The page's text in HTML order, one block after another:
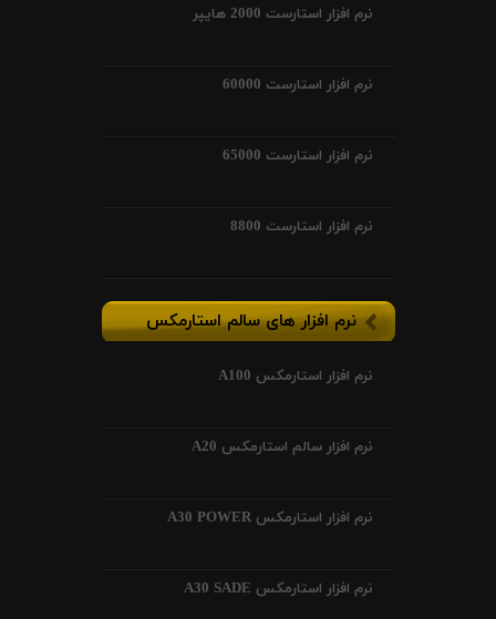
نرم افزار استارست 2000 هایپر
نرم افزار استارست 60000
نرم افزار استارست 65000
نرم افزار استارست 8800
نرم افزار های سالم استارمکس
نرم افزار استارمکس A100
نرم افزار سالم استارمکس A20
نرم افزار استارمکس A30 POWER
نرم افزار استارمکس A30 SADE